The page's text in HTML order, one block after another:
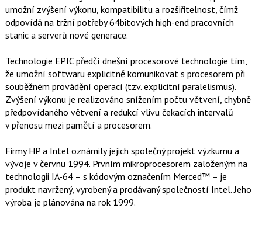
umožní zvýšení výkonu, kompatibilitu a rozšiřitelnost, čímž
odpovídá na tržní potřeby 64bitových high-end pracovních
stanic a serverů nové generace.
Technologie EPIC předčí dnešní procesorové technologie tím,
že umožní softwaru explicitně komunikovat s procesorem při
souběžném provádění operací (tzv. explicitní paralelismus).
Zvýšení výkonu je realizováno snížením počtu větvení, chybně
předpovídaného větvení a redukcí vlivu čekacích intervalů
v přenosu mezi pamětí a procesorem.
Firmy HP a Intel oznámily jejich společný projekt výzkumu a
vývoje v červnu 1994. Prvním mikroprocesorem založeným na
technologii IA-64 – s kódovým označením Merced™ – je
produkt navržený, vyrobený a prodávaný společností Intel. Jeho
výroba je plánována na rok 1999.